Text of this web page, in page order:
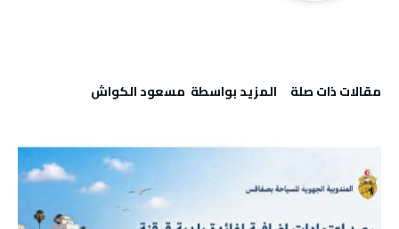
‫مقالات ذات صلة‬ ‫‫المزيد بواسطة‬ ‬ مسعود الكواش